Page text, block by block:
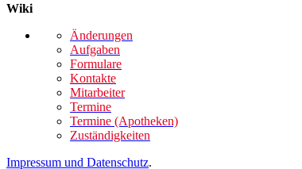
Wiki
Änderungen
Aufgaben
Formulare
Kontakte
Mitarbeiter
Termine
Termine (Apotheken)
Zuständigkeiten
Impressum und Datenschutz.